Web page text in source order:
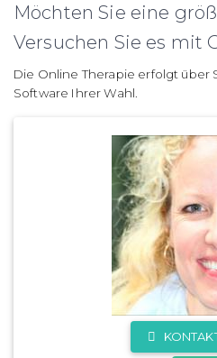
Möchten Sie eine
Versuchen Sie es mit
Die Online Therapie erfolgt über
Software Ihrer Wahl.